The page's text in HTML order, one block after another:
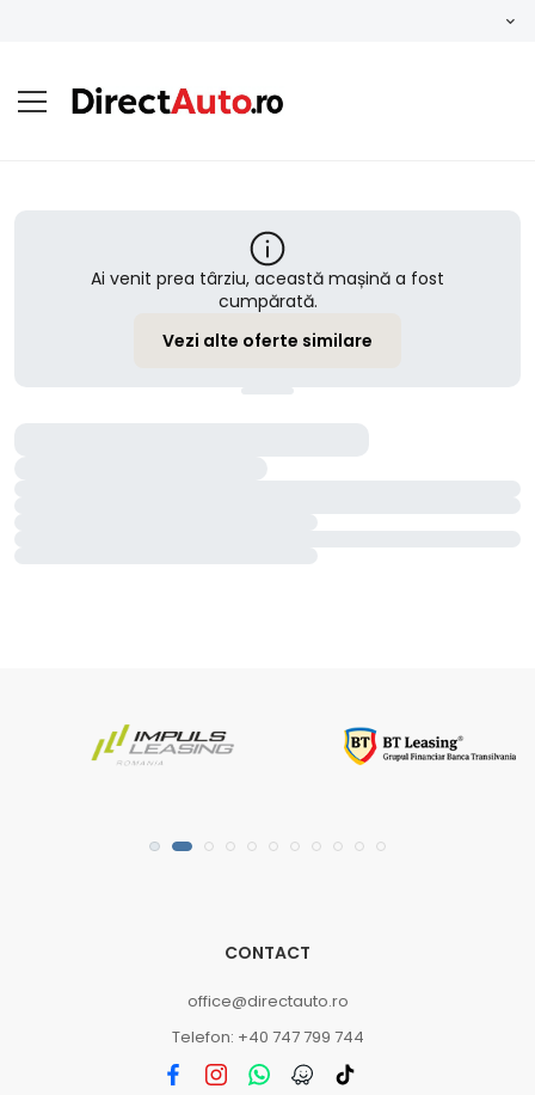
Ai venit prea târziu, această mașină a fost
cumpărată.
Vezi alte oferte similare
CONTACT
office@directauto.ro
Telefon: +40 747 799 744